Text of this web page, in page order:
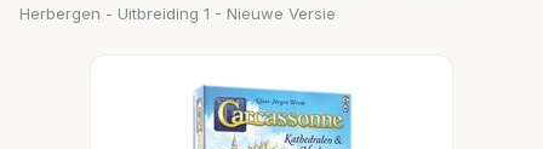
Herbergen - Uitbreiding 1 - Nieuwe Versie